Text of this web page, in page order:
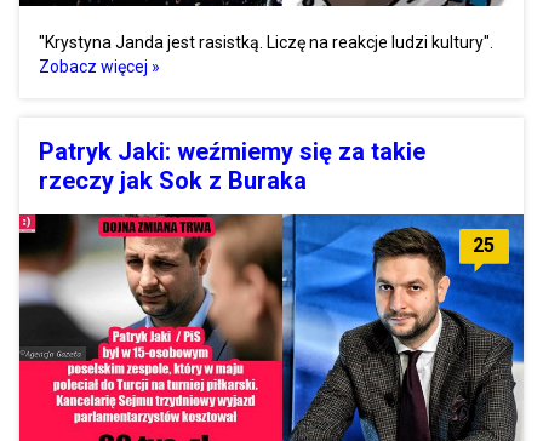
"Krystyna Janda jest rasistką. Liczę na reakcje ludzi kultury".
Zobacz więcej »
Patryk Jaki: weźmiemy się za takie
rzeczy jak Sok z Buraka
25